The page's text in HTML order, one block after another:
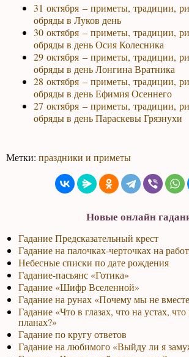
31 октября – приметы, традиции,
обряды в Луков день
30 октября – приметы, традиции,
обряды в день Осия Колесника
29 октября – приметы, традиции,
обряды в день Лонгина Вратника
28 октября – приметы, традиции,
обряды в день Ефимия Осеннего
27 октября – приметы, традиции,
обряды в день Параскевы Грязнухи
Метки:праздники и приметы
Новые онлайн
Гадание Предсказательный крест
Гадание на палочках-черточках на
Небесные списки по дате рождения
Гадание-пасьянс «Готика»
Гадание «Шифр Вселенной»
Гадание на рунах «Почему мы не
Гадание «Что в глазах, что на устах,
планах?»
Гадание по кругу ответов
Гадание на любимого «Выйду ли я